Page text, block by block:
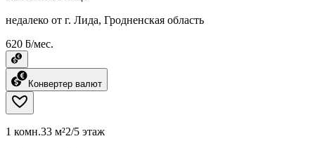
недалеко от г. Лида, Гродненская область
620 ƃ/мес.
Конвертер валют
1 комн.33 м²2/5 этаж